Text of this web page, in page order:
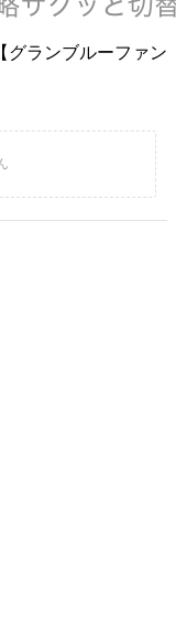
グランブルーファン